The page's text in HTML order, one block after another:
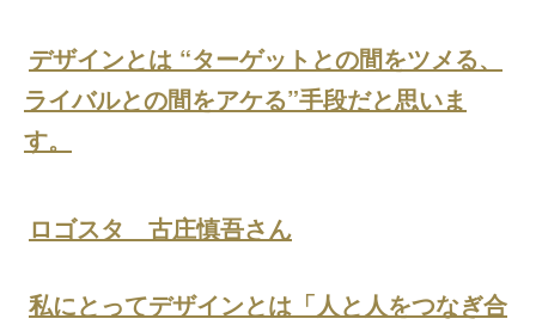
デザインとは “ターゲットとの間をツメる、
ライバルとの間をアケる”手段だと思いま
す。
ロゴスタ 古庄慎吾さん
私にとってデザインとは「人と人をつなぎ合